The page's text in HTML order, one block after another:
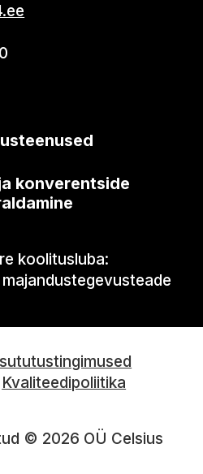
konverentside
koolitusluba:
Kvaliteedipoliitika
© 2026 OÜ Celsius